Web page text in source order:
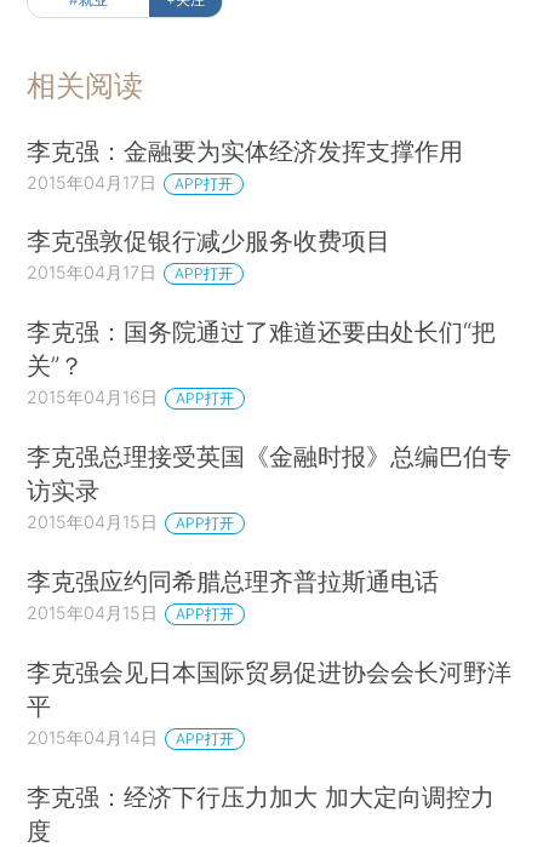
相关阅读
李克强：金融要为实体经济发挥支撑作用
2015年04月17日 APP打开
李克强敦促银行减少服务收费项目
2015年04月17日 APP打开
李克强：国务院通过了难道还要由处长们“把
关”？
2015年04月16日 APP打开
李克强总理接受英国《金融时报》总编巴伯专
访实录
2015年04月15日 APP打开
李克强应约同希腊总理齐普拉斯通电话
2015年04月15日 APP打开
李克强会见日本国际贸易促进协会会长河野洋
平
2015年04月14日 APP打开
李克强：经济下行压力加大 加大定向调控力
度